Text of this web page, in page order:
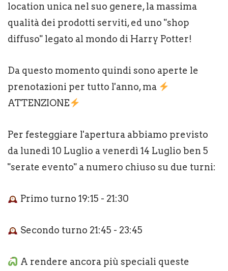
location unica nel suo genere, la massima
qualità dei prodotti serviti, ed uno "shop
diffuso" legato al mondo di Harry Potter!
Da questo momento quindi sono aperte le
prenotazioni per tutto l'anno, ma
ATTENZIONE
Per festeggiare l'apertura abbiamo previsto
da lunedì 10 Luglio a venerdì 14 Luglio ben 5
"serate evento" a numero chiuso su due turni:
Primo turno 19:15 - 21:30
Secondo turno 21:45 - 23:45
A rendere ancora più speciali queste